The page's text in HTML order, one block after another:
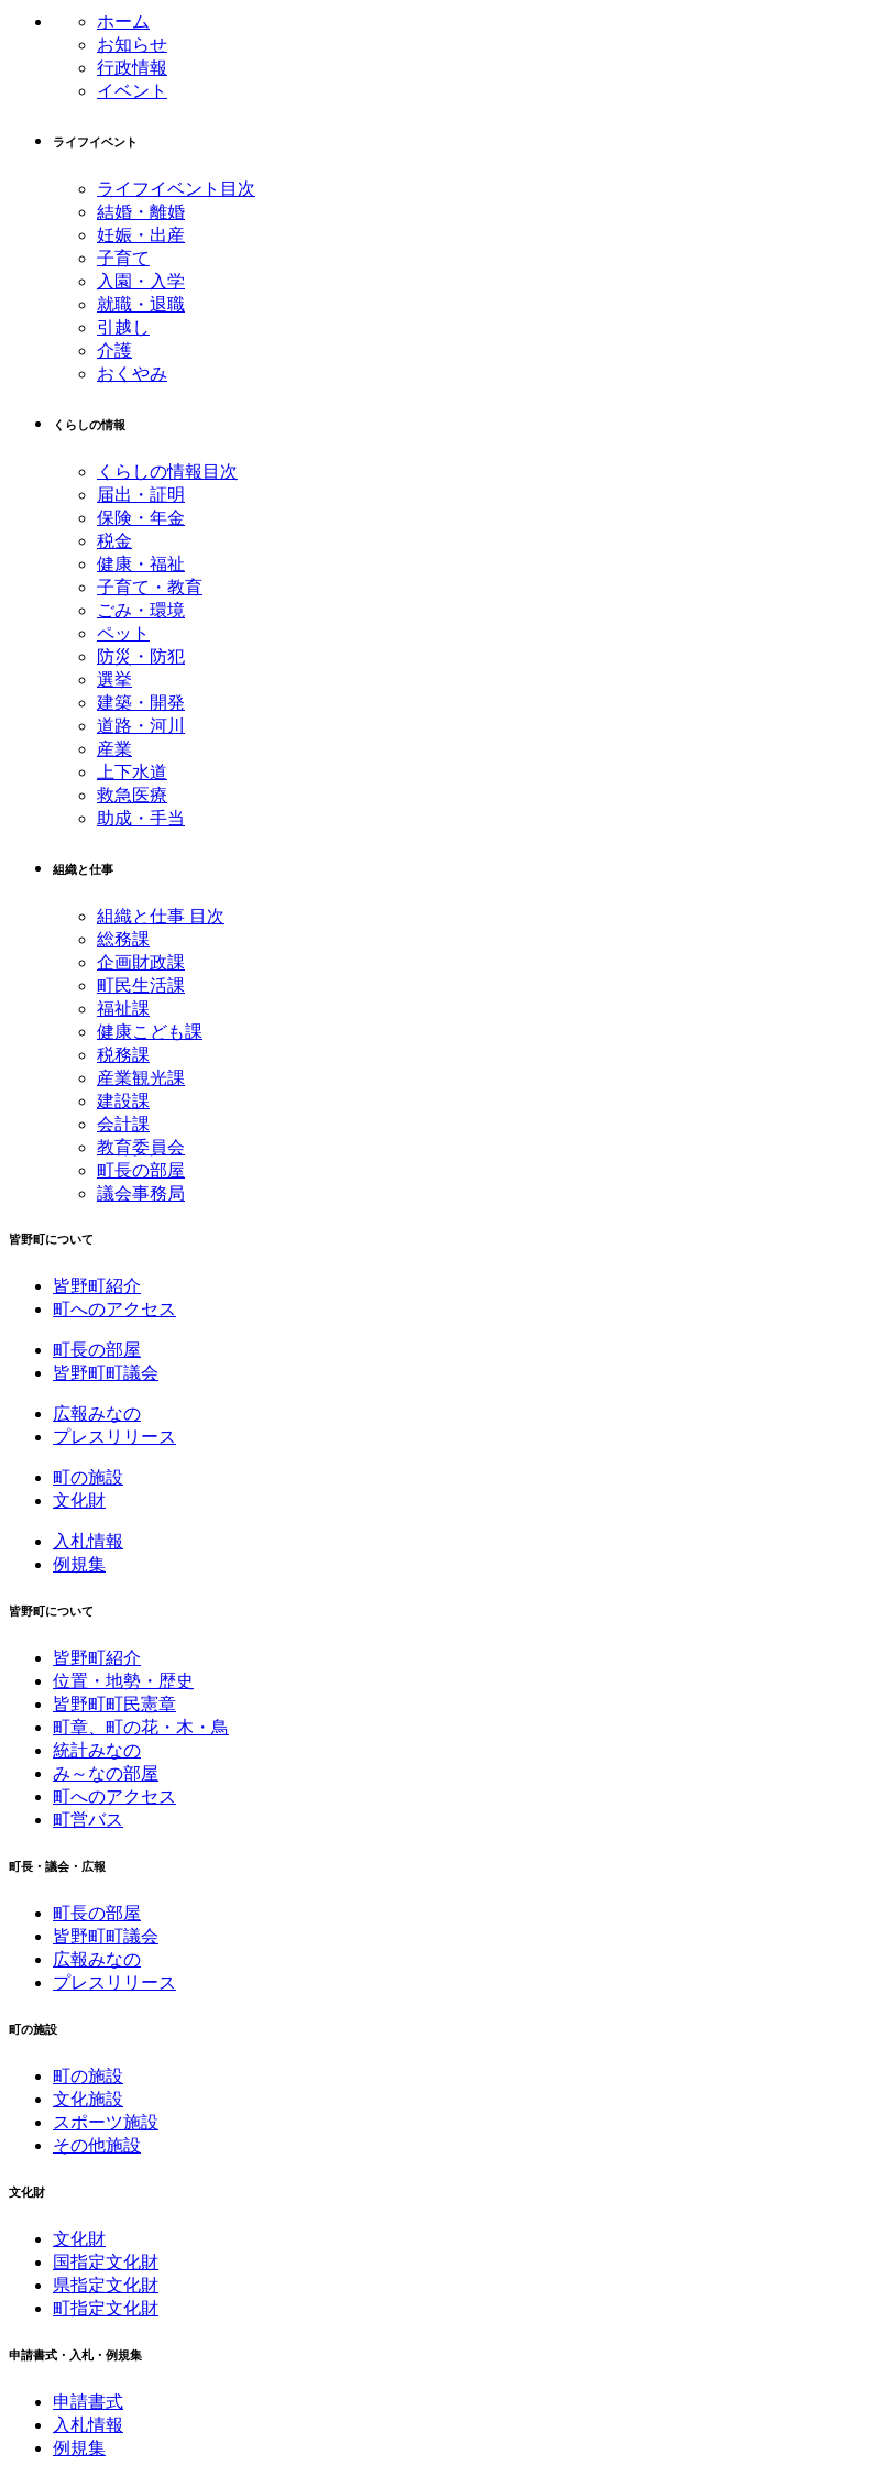
ホーム
お知らせ
行政情報
イベント
ライフイベント
ライフイベント目次
結婚・離婚
妊娠・出産
子育て
入園・入学
就職・退職
引越し
介護
おくやみ
くらしの情報
くらしの情報目次
届出・証明
保険・年金
税金
健康・福祉
子育て・教育
ごみ・環境
ペット
防災・防犯
選挙
建築・開発
道路・河川
産業
上下水道
救急医療
助成・手当
組織と仕事
組織と仕事 目次
総務課
企画財政課
町民生活課
福祉課
健康こども課
税務課
産業観光課
建設課
会計課
教育委員会
町長の部屋
議会事務局
皆野町について
皆野町紹介
町へのアクセス
町長の部屋
皆野町町議会
広報みなの
プレスリリース
町の施設
文化財
入札情報
例規集
皆野町について
皆野町紹介
位置・地勢・歴史
皆野町町民憲章
町章、町の花・木・鳥
統計みなの
み～なの部屋
町へのアクセス
町営バス
町長・議会・広報
町長の部屋
皆野町町議会
広報みなの
プレスリリース
町の施設
町の施設
文化施設
スポーツ施設
その他施設
文化財
文化財
国指定文化財
県指定文化財
町指定文化財
申請書式・入札・例規集
申請書式
入札情報
例規集